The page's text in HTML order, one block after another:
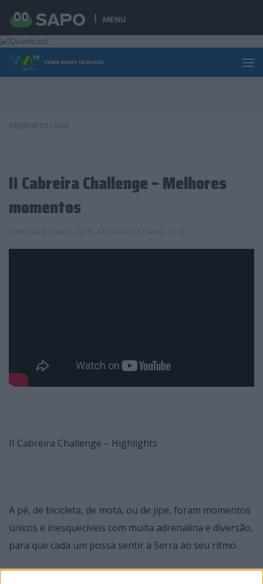
MENU
Skip to content
II Cabreira Challenge – Melhores
momentos
II Cabreira Challenge – Highlights
A pé, de bicicleta, de mota, ou de jipe, foram momentos
únicos e inesquecíveis com muita adrenalina e diversão,
para que cada um possa sentir a Serra ao seu ritmo.
Vieira do Minho realizou uma prova inédita com vista a